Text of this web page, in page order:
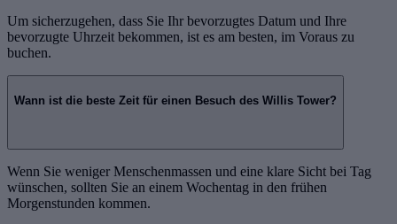
Um sicherzugehen, dass Sie Ihr bevorzugtes Datum und Ihre
bevorzugte Uhrzeit bekommen, ist es am besten, im Voraus zu
buchen.
Wann ist die beste Zeit für einen Besuch des Willis Tower?
Wenn Sie weniger Menschenmassen und eine klare Sicht bei Tag
wünschen, sollten Sie an einem Wochentag in den frühen
Morgenstunden kommen.